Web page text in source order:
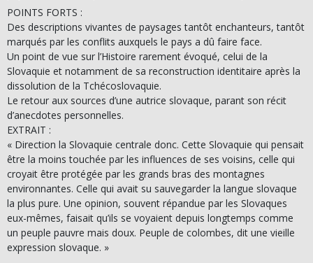
POINTS FORTS :
Des descriptions vivantes de paysages tantôt enchanteurs, tantôt
marqués par les conflits auxquels le pays a dû faire face.
Un point de vue sur l’Histoire rarement évoqué, celui de la
Slovaquie et notamment de sa reconstruction identitaire après la
dissolution de la Tchécoslovaquie.
Le retour aux sources d’une autrice slovaque, parant son récit
d’anecdotes personnelles.
EXTRAIT :
« Direction la Slovaquie centrale donc. Cette Slovaquie qui pensait
être la moins touchée par les influences de ses voisins, celle qui
croyait être protégée par les grands bras des montagnes
environnantes. Celle qui avait su sauvegarder la langue slovaque
la plus pure. Une opinion, souvent répandue par les Slovaques
eux-mêmes, faisait qu’ils se voyaient depuis longtemps comme
un peuple pauvre mais doux. Peuple de colombes, dit une vieille
expression slovaque. »